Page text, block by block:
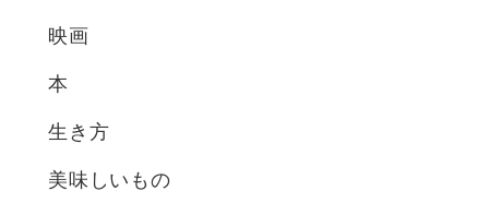
映画
本
生き方
美味しいもの